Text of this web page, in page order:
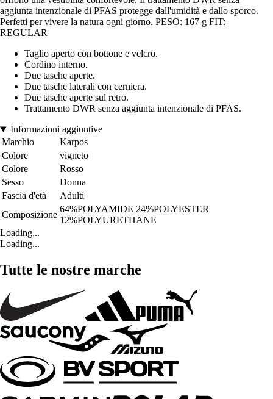
aggiunta intenzionale di PFAS protegge dall'umidità e dallo sporco.
Perfetti per vivere la natura ogni giorno. PESO: 167 g FIT:
REGULAR
Taglio aperto con bottone e velcro.
Cordino interno.
Due tasche aperte.
Due tasche laterali con cerniera.
Due tasche aperte sul retro.
Trattamento DWR senza aggiunta intenzionale di PFAS.
Informazioni aggiuntive
Marchio
Karpos
Colore
vigneto
Colore
Rosso
Sesso
Donna
Fascia d'età
Adulti
Composizione
64%POLYAMIDE 24%POLYESTER
12%POLYURETHANE
Loading...
Loading...
Tutte le nostre marche